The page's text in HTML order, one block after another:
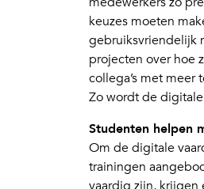
keuzes moeten
gebruiksvriendelijk
projecten over hoe
collega’s met
Zo wordt de
Studenten helpen
Om de digitale
trainingen